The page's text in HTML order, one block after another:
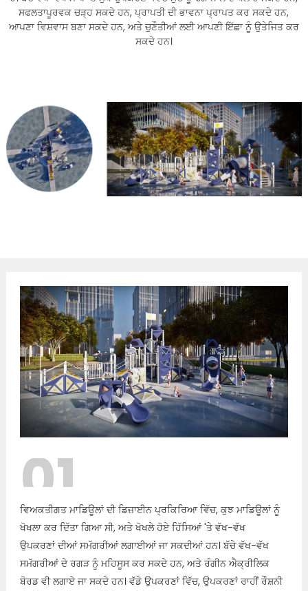
ਸਫਲਤਾਪੂਰਵਕ ਚੜ੍ਹ ਸਕਦੇ ਹਨ, ਪ੍ਰਾਪਤੀ ਦੀ ਭਾਵਨਾ ਪ੍ਰਾਪਤ ਕਰ ਸਕਦੇ ਹਨ,
ਆਪਣਾ ਵਿਸ਼ਵਾਸ ਬਣਾ ਸਕਦੇ ਹਨ, ਅਤੇ ਚੁਣੌਤੀਆਂ ਲਈ ਆਪਣੀ ਇੱਛਾ ਨੂੰ ਉਤੇਜਿਤ ਕਰ
ਸਕਦੇ ਹਨ।
01
ਵਿਅਕਤੀਗਤ ਮਾਡਿਊਲਾਂ ਦੀ ਡਿਜ਼ਾਈਨ ਪ੍ਰਕਿਰਿਆ ਵਿੱਚ, ਕੁਝ ਮਾਡਿਊਲਾਂ ਨੂੰ
ਖੋਖਲਾ ਕਰ ਦਿੱਤਾ ਗਿਆ ਸੀ, ਅਤੇ ਖੋਖਲੇ ਹੋਏ ਹਿੱਸਿਆਂ 'ਤੇ ਵੱਖ-ਵੱਖ
ਉਪਕਰਣਾਂ ਦੀਆਂ ਸਮੱਗਰੀਆਂ ਲਗਾਈਆਂ ਜਾ ਸਕਦੀਆਂ ਹਨ। ਬੱਚੇ ਵੱਖ-ਵੱਖ
ਸਮੱਗਰੀਆਂ ਦੇ ਰਗੜ ਨੂੰ ਮਹਿਸੂਸ ਕਰ ਸਕਦੇ ਹਨ, ਅਤੇ ਰੰਗੀਨ ਐਕ੍ਰੀਲਿਕ
ਬੋਰਡ ਵੀ ਲਗਾਏ ਜਾ ਸਕਦੇ ਹਨ। ਵੱਡੇ ਉਪਕਰਣਾਂ ਵਿੱਚ, ਉਪਕਰਣਾਂ ਰਾਹੀਂ ਰੌਸ਼ਨੀ